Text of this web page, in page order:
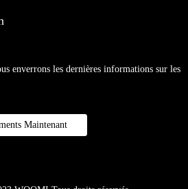
enverrons les dernières informations sur les
Maintenant